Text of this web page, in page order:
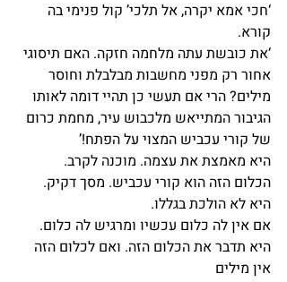
‘חכי אמא יקרה, אל תלכי’ קול פנימי בה
קורא.
‘את כובשת עתה מלחמה חזקה. האם תיסוגי
אחור רק מפני מחשבות מבלבלת וחוסר
מילים? הרי אם תעשי כן תהיי דומה לאותו
הגיבור המתייאש מלכבוש עיר, מחמת כרום
של קורי עכביש המצוי על הפתח!’
היא מאמצת את עצמה. מוכנה לקרב.
הכלום הזה הוא קורי עכביש. מסך דקיק.
היא לא הולכת בגללו.
אם אין לה כלום עכשיו ומרגיש לה כלום.
היא תדבר את הכלום הזה. ואם לכלום הזה
אין מילים